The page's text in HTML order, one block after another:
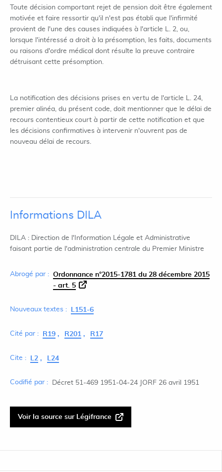
Toute décision comportant rejet de pension doit être également
motivée et faire ressortir qu'il n'est pas établi que l'infirmité
provient de l'une des causes indiquées à l'article L. 2, ou,
lorsque l'intéressé a droit à la présomption, les faits, documents
ou raisons d'ordre médical dont résulte la preuve contraire
détruisant cette présomption.
La notification des décisions prises en vertu de l'article L. 24,
premier alinéa, du présent code, doit mentionner que le délai de
recours contentieux court à partir de cette notification et que
les décisions confirmatives à intervenir n'ouvrent pas de
nouveau délai de recours.
Informations DILA
DILA : Direction de l'Information Légale et Administrative
faisant partie de l'administration centrale du Premier Ministre
Abrogé par : Ordonnance n°2015-1781 du 28 décembre 2015
- art. 5
Nouveaux textes : L151-6
Cité par : R19 R201 R17
Cite : L2 L24
Codifié par : Décret 51-469 1951-04-24 JORF 26 avril 1951
Voir la source sur Légifrance